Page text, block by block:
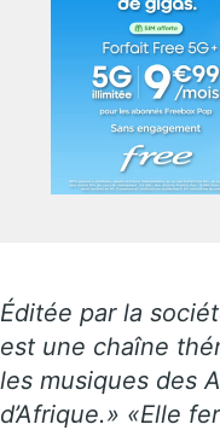
Éditée par la
est une chaîne
les musiques des
d’Afrique.» «Elle